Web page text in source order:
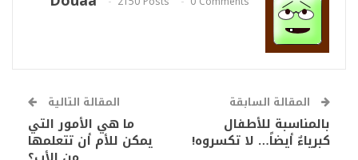
المقالة السابقة
بالمناسبة للأطفال
كبرياءٌ أيضاً… لا تكسروه!
المقالة التالية
ما هي الأمور التي
يمكن للأم أن تتعلمها